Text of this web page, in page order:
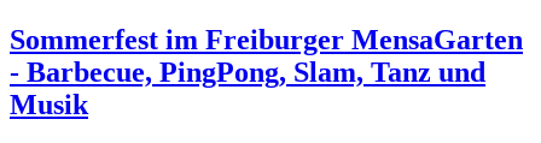
Sommerfest im Freiburger MensaGarten
- Barbecue, PingPong, Slam, Tanz und
Musik